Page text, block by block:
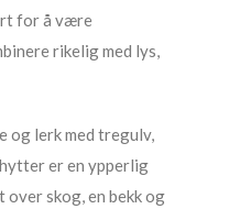
for å være
rikelig med lys,
og lerk med tregulv,
er en ypperlig
skog, en bekk og